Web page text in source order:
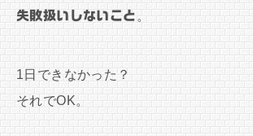
失敗扱いしないこと 。
1日できなかった？
それでOK。